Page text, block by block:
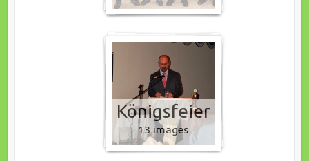
Königsfeier
13 images